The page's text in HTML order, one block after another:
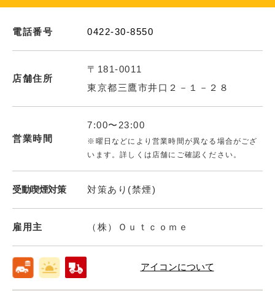
電話番号 0422-30-8550
店舗住所
〒181-0011
東京都三鷹市井口２－１－２８
営業時間
7:00〜23:00
※曜日などにより営業時間が異なる場合がござ
います。詳しくは店舗にご確認ください。
受動喫煙対策 対策あり(禁煙)
雇用主 （株）Ｏｕｔｃｏｍｅ
アイコンについて